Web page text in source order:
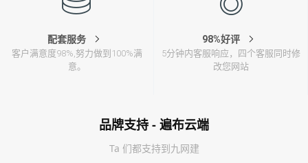
配套服务
客户满意度98%,努力做到100%满
意。
98%好评
5分钟内客服响应，四个客服同时修
改您网站
品牌支持 - 遍布云端
Ta 们都支持到九网建